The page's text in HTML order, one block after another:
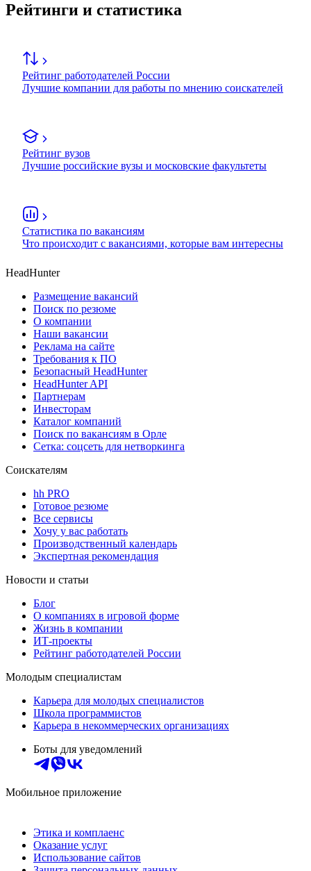
Рейтинги и статистика
Рейтинг работодателей России
Лучшие компании для работы по мнению соискателей
Рейтинг вузов
Лучшие российские вузы и московские факультеты
Статистика по вакансиям
Что происходит с вакансиями, которые вам интересны
HeadHunter
Размещение вакансий
Поиск по резюме
О компании
Наши вакансии
Реклама на сайте
Требования к ПО
Безопасный HeadHunter
HeadHunter API
Партнерам
Инвесторам
Каталог компаний
Поиск по вакансиям в Орле
Сетка: соцсеть для нетворкинга
Соискателям
hh PRO
Готовое резюме
Все сервисы
Хочу у вас работать
Производственный календарь
Экспертная рекомендация
Новости и статьи
Блог
О компаниях в игровой форме
Жизнь в компании
ИТ-проекты
Рейтинг работодателей России
Молодым специалистам
Карьера для молодых специалистов
Школа программистов
Карьера в некоммерческих организациях
Боты для уведомлений
Мобильное приложение
Этика и комплаенс
Оказание услуг
Использование сайтов